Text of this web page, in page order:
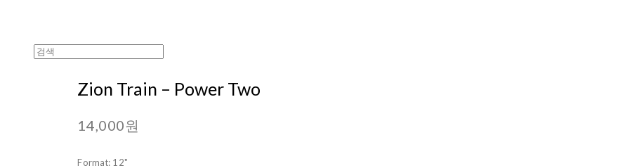
Zion Train ‎– Power Two
14,000원
Format: 12"